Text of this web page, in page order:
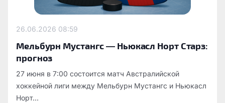
26.06.2026 08:59
Мельбурн Мустангс — Ньюкасл Норт Старз:
прогноз
27 июня в 7:00 состоится матч Австралийской
хоккейной лиги между Мельбурн Мустангс и Ньюкасл
Норт...